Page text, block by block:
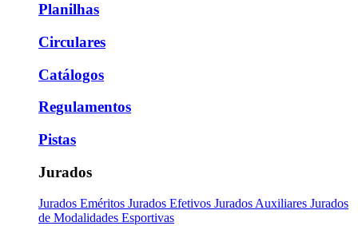
Planilhas
Circulares
Catálogos
Regulamentos
Pistas
Jurados
Jurados Eméritos Jurados Efetivos Jurados Auxiliares Jurados
de Modalidades Esportivas